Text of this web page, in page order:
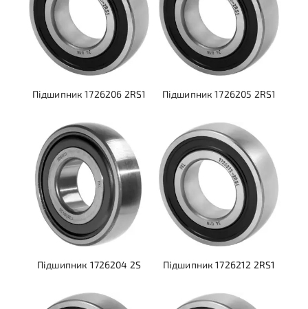
Підшипник 1726206 2RS1 Підшипник 1726205 2RS1
Підшипник 1726204 2S Підшипник 1726212 2RS1